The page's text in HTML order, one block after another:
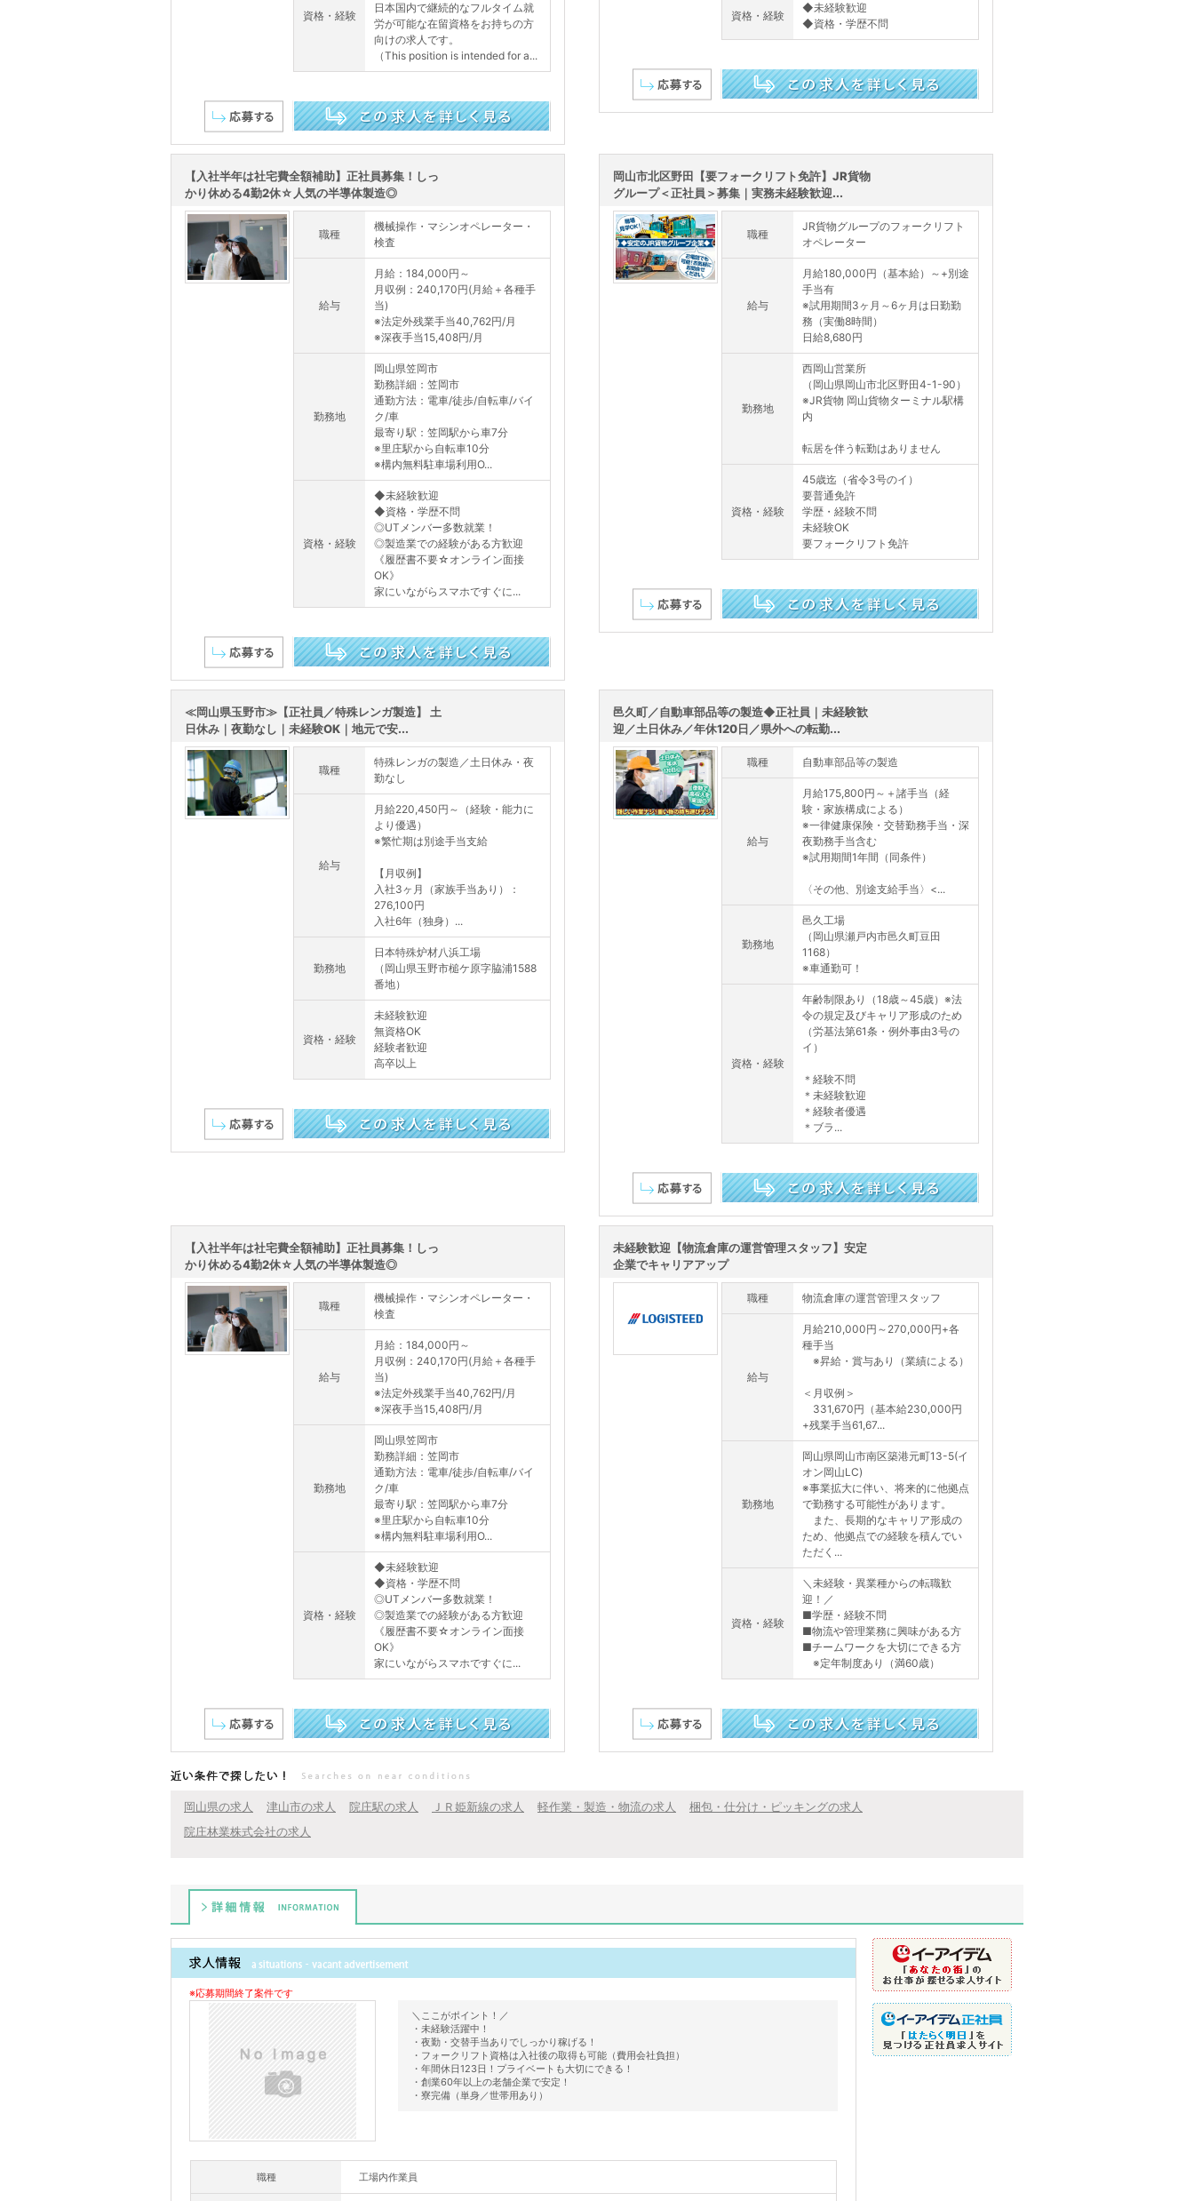
資格・経験
日本国内で継続的なフルタイム就
労が可能な在留資格をお持ちの方
向けの求人です。
（This position is intended for a...
資格・経験
◆未経験歓迎
◆資格・学歴不問
【入社半年は社宅費全額補助】正社員募集！しっ
かり休める4勤2休☆人気の半導体製造◎
職種
機械操作・マシンオペレーター・
検査
給与
月給：184,000円～
月収例：240,170円(月給＋各種手
当)
※法定外残業手当40,762円/月
※深夜手当15,408円/月
勤務地
岡山県笠岡市
勤務詳細：笠岡市
通勤方法：電車/徒歩/自転車/バイ
ク/車
最寄り駅：笠岡駅から車7分
※里庄駅から自転車10分
※構内無料駐車場利用O...
資格・経験
◆未経験歓迎
◆資格・学歴不問
◎UTメンバー多数就業！
◎製造業での経験がある方歓迎
《履歴書不要☆オンライン面接
OK》
家にいながらスマホですぐに...
岡山市北区野田【要フォークリフト免許】JR貨物
グループ＜正社員＞募集｜実務未経験歓迎...
職種
JR貨物グループのフォークリフト
オペレーター
給与
月給180,000円（基本給）～+別途
手当有
※試用期間3ヶ月～6ヶ月は日勤勤
務（実働8時間）
日給8,680円
勤務地
西岡山営業所
（岡山県岡山市北区野田4-1-90）
※JR貨物 岡山貨物ターミナル駅構
内
転居を伴う転勤はありません
資格・経験
45歳迄（省令3号のイ）
要普通免許
学歴・経験不問
未経験OK
要フォークリフト免許
≪岡山県玉野市≫【正社員／特殊レンガ製造】 土
日休み｜夜勤なし｜未経験OK｜地元で安...
職種
特殊レンガの製造／土日休み・夜
勤なし
給与
月給220,450円～（経験・能力に
より優遇）
※繁忙期は別途手当支給
【月収例】
入社3ヶ月（家族手当あり）：
276,100円
入社6年（独身）...
勤務地
日本特殊炉材八浜工場
（岡山県玉野市槌ケ原字脇浦1588
番地）
資格・経験
未経験歓迎
無資格OK
経験者歓迎
高卒以上
邑久町／自動車部品等の製造◆正社員｜未経験歓
迎／土日休み／年休120日／県外への転勤...
職種 自動車部品等の製造
給与
月給175,800円～＋諸手当（経
験・家族構成による）
※一律健康保険・交替勤務手当・深
夜勤務手当含む
※試用期間1年間（同条件）
〈その他、別途支給手当〉<...
勤務地
邑久工場
（岡山県瀬戸内市邑久町豆田
1168）
※車通勤可！
資格・経験
年齢制限あり（18歳～45歳）※法
令の規定及びキャリア形成のため
（労基法第61条・例外事由3号の
イ）
＊経験不問
＊未経験歓迎
＊経験者優遇
＊ブラ...
【入社半年は社宅費全額補助】正社員募集！しっ
かり休める4勤2休☆人気の半導体製造◎
職種
機械操作・マシンオペレーター・
検査
給与
月給：184,000円～
月収例：240,170円(月給＋各種手
当)
※法定外残業手当40,762円/月
※深夜手当15,408円/月
勤務地
岡山県笠岡市
勤務詳細：笠岡市
通勤方法：電車/徒歩/自転車/バイ
ク/車
最寄り駅：笠岡駅から車7分
※里庄駅から自転車10分
※構内無料駐車場利用O...
資格・経験
◆未経験歓迎
◆資格・学歴不問
◎UTメンバー多数就業！
◎製造業での経験がある方歓迎
《履歴書不要☆オンライン面接
OK》
家にいながらスマホですぐに...
未経験歓迎【物流倉庫の運営管理スタッフ】安定
企業でキャリアアップ
職種 物流倉庫の運営管理スタッフ
給与
月給210,000円～270,000円+各
種手当
※昇給・賞与あり（業績による）
＜月収例＞
331,670円（基本給230,000円
+残業手当61,67...
勤務地
岡山県岡山市南区築港元町13-5(イ
オン岡山LC)
※事業拡大に伴い、将来的に他拠点
で勤務する可能性があります。
また、長期的なキャリア形成の
ため、他拠点での経験を積んでい
ただく...
資格・経験
＼未経験・異業種からの転職歓
迎！／
■学歴・経験不問
■物流や管理業務に興味がある方
■チームワークを大切にできる方
※定年制度あり（満60歳）
岡山県の求人 津山市の求人 院庄駅の求人 ＪＲ姫新線の求人 軽作業・製造・物流の求人
梱包・仕分け・ピッキングの求人
院庄林業株式会社の求人
※応募期間終了案件です
＼ここがポイント！／
・未経験活躍中！
・夜勤・交替手当ありでしっかり稼げる！
・フォークリフト資格は入社後の取得も可能（費用会社負担）
・年間休日123日！プライベートも大切にできる！
・創業60年以上の老舗企業で安定！
・寮完備（単身／世帯用あり）
職種 工場内作業員